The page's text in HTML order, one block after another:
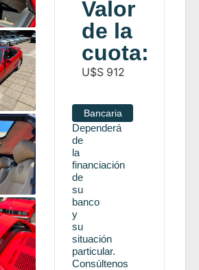
Valor
de la
cuota:
U$S 912
Bancaria
Dependerá
de
la
financiación
de
su
banco
y
su
situación
particular.
Consúltenos